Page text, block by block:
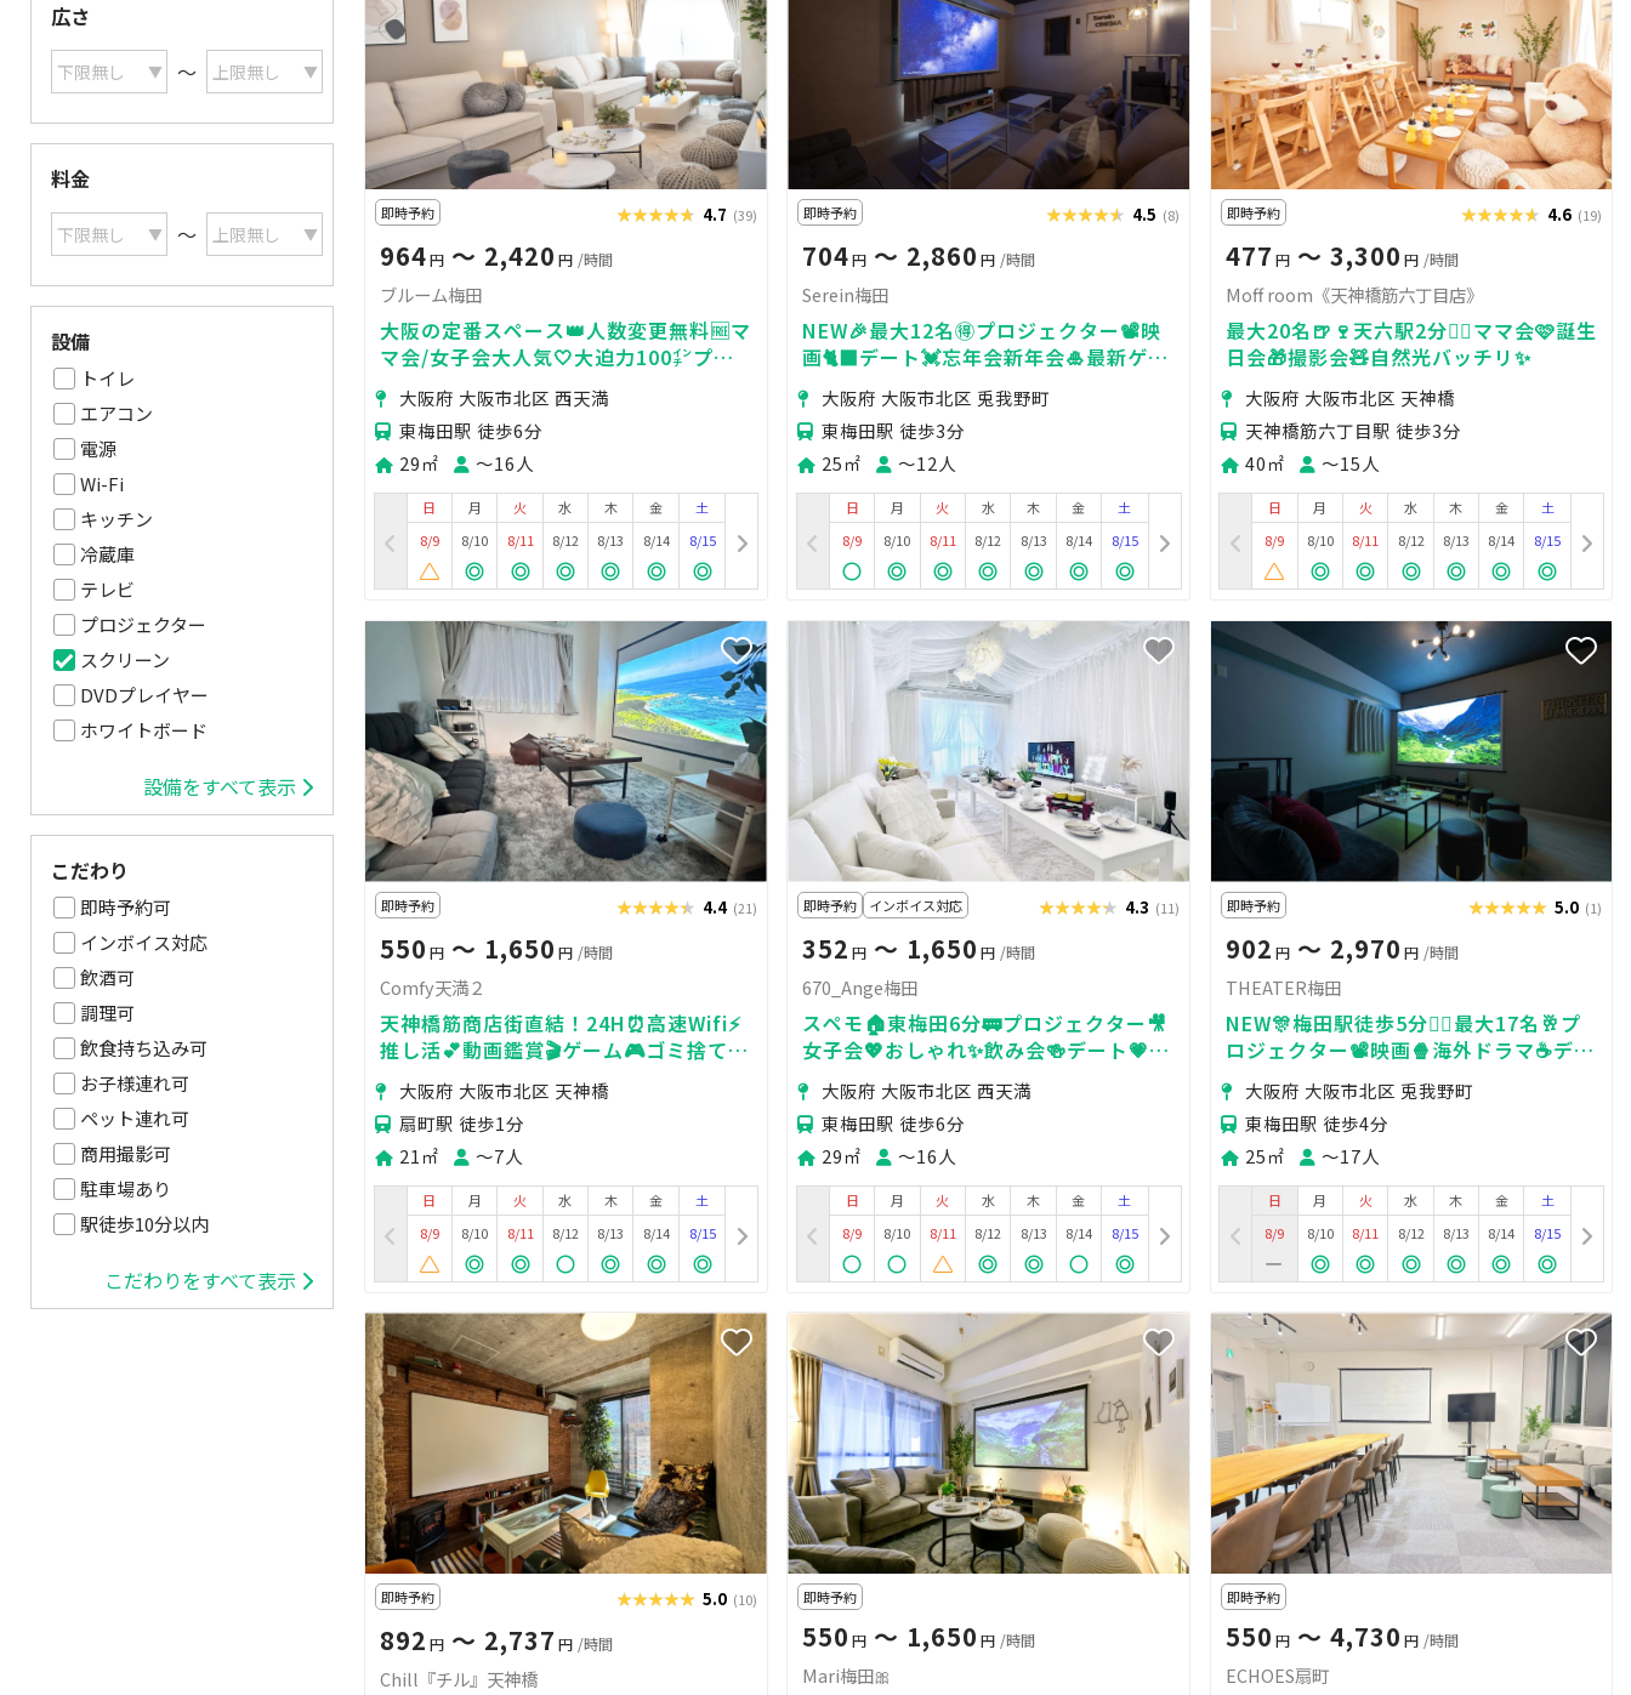
広さ
〜
料金
〜
設備
テレビ
キッチン
プロジェクター
スクリーン
ホワイトボード
DVDプレイヤー
トイレ
冷蔵庫
エアコン
電源
Wi-Fi
設備をすべて表示
こだわり
即時予約可
インボイス対応
駅徒歩10分以内
飲酒可
調理可
飲食持ち込み可
お子様連れ可
ペット連れ可
商用撮影可
駐車場あり
こだわりをすべて表示
即時予約 ★★★★★
★★★★★ 4.7 (39)
964円 〜 2,420 円 /時間
ブルーム梅田
大阪の定番スペース👑人数変更無料🆓マ
マ会/女子会大人気🤍大迫力100㌅プロ
ジェクターで鑑賞会🎬💫安心の高評価レ
ビュー🌟推し活/お誕生日特典🎁
大阪府 大阪市北区 西天満
東梅田駅 徒歩6分
29㎡
〜16人
日
8/9
月
8/10
火
8/11
水
8/12
木
8/13
金
8/14
土
8/15
即時予約 ★★★★★
★★★★★ 4.5 (8)
704円 〜 2,860 円 /時間
Serein梅田
NEW🎉最大12名🉐プロジェクター📽️映
画🐈‍⬛デート💓忘年会新年会🎍最新ゲー
ム機🎮女子会💗Serein梅田
大阪府 大阪市北区 兎我野町
東梅田駅 徒歩3分
25㎡
〜12人
日
8/9
月
8/10
火
8/11
水
8/12
木
8/13
金
8/14
土
8/15
即時予約 ★★★★★
★★★★★ 4.6 (19)
477 円〜 3,300 円 /時間
Moff room《天神橋筋六丁目店》
最大20名🍺🍷天六駅2分🚶‍♀️ママ会🩷誕生
日会🎁撮影会🧸自然光バッチリ✨
大阪府 大阪市北区 天神橋
天神橋筋六丁目駅 徒歩3分
40㎡
〜15人
日
8/9
月
8/10
火
8/11
水
8/12
木
8/13
金
8/14
土
8/15
即時予約 ★★★★★
★★★★★ 4.4 (21)
550 円 〜 1,650 円 /時間
Comfy天満２
天神橋筋商店街直結！24H⏰高速Wifi⚡
推し活💕動画鑑賞🎬ゲーム🎮ゴミ捨て場
あり✨100㌅プロジェクターあり✨
大阪府 大阪市北区 天神橋
扇町駅 徒歩1分
21㎡
〜7人
日
8/9
月
8/10
火
8/11
水
8/12
木
8/13
金
8/14
土
8/15
即時予約 インボイス対応 ★★★★★
★★★★★ 4.3 (11)
352 円 〜 1,650 円 /時間
670_Ange梅田
スペモ🏠️東梅田6分🚃プロジェクター🎥
女子会💖おしゃれ✨️飲み会🍻デート💗撮
影📸670_Ange梅田
大阪府 大阪市北区 西天満
東梅田駅 徒歩6分
29㎡
〜16人
日
8/9
月
8/10
火
8/11
水
8/12
木
8/13
金
8/14
土
8/15
即時予約 ★★★★★
★★★★★5.0 (1)
902 円〜 2,970 円 /時間
THEATER梅田
NEW🎊梅田駅徒歩5分🚶‍♀️最大17名🥂プ
ロジェクター📽️映画🍿海外ドラマ☕️デー
ト💓ゲーム🎮女子会💗タコパ🐙推し活
🌟飲み会🍻ママ会🧚
大阪府 大阪市北区 兎我野町
東梅田駅 徒歩4分
25㎡
〜17人
日
8/9
月
8/10
火
8/11
水
8/12
木
8/13
金
8/14
土
8/15
即時予約 ★★★★★
★★★★★ 5.0 (10)
892 円 〜 2,737 円 /時間
Chill『チル』天神橋
即時予約
550 円 〜 1,650 円 /時間
Mari梅田🎀
即時予約
550 円〜 4,730 円 /時間
ECHOES扇町